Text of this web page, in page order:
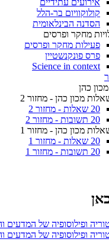
אירועים עתידיים
קולוקוויום בר-הלל
הסדנה הבינלאומית
מחקר ופרסים
פעילות מחקר ופרסים
פרס פונקנשטיין
Science in context
20 שאלות - מחזור 2
20 תשובות - מחזור 2
20 שאלות - מחזור 1
20 תשובות - מחזור 1
ופילוסופיה של המדעים
ופילוסופיה של המדעים